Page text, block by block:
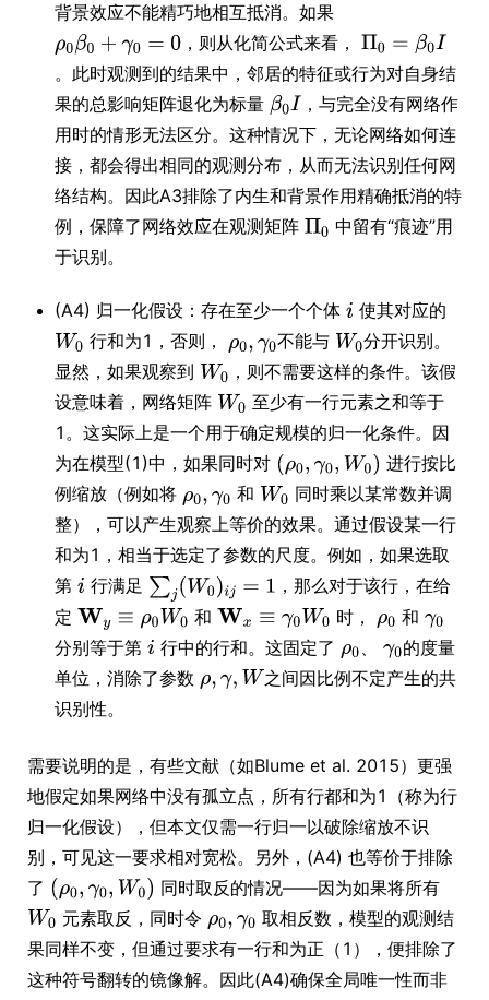
背景效应不能精巧地相互抵消。如果
，则从化简公式来看，
。此时观测到的结果中，邻居的特征或行为对自身结
果的总影响矩阵退化为标量
，与完全没有网络作
用时的情形无法区分。这种情况下，无论网络如何连
接，都会得出相同的观测分布，从而无法识别任何网
络结构。因此A3排除了内生和背景作用精确抵消的特
例，保障了网络效应在观测矩阵
中留有“痕迹”用
于识别。
(A4) 归一化假设：存在至少一个个体
使其对应的
行和为1，否则，
不能与
分开识别。
显然，如果观察到
，则不需要这样的条件。该假
设意味着，网络矩阵
至少有一行元素之和等于
1。这实际上是一个用于确定规模的归一化条件。因
为在模型(1)中，如果同时对
进行按比
例缩放（例如将
和
同时乘以某常数并调
整），可以产生观察上等价的效果。通过假设某一行
和为1，相当于选定了参数的尺度。例如，如果选取
第
行满足
，那么对于该行，在给
定
和 时，
和
分别等于第
行中的行和。这固定了
的度量
单位，消除了参数
之间因比例不定产生的共
识别性。
需要说明的是，有些文献（如Blume et al. 2015）更强
地假定如果网络中没有孤立点，所有行都和为1（称为行
归一化假设），但本文仅需一行归一以破除缩放不识
别，可见这一要求相对宽松。另外，(A4) 也等价于排除
了
同时取反的情况——因为如果将所有
元素取反，同时令
取相反数，模型的观测结
果同样不变，但通过要求有一行和为正（1），便排除了
这种符号翻转的镜像解。因此(A4)确保全局唯一性而非